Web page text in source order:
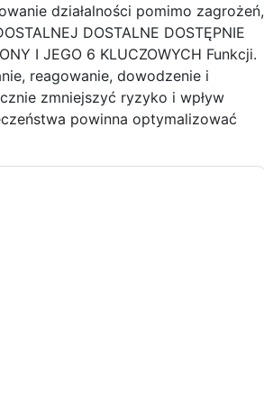
działalności pomimo zagrożeń,
DOSTALNE DOSTĘPNIE
I JEGO 6 KLUCZOWYCH Funkcji.
reagowanie, dowodzenie i
zmniejszyć ryzyko i wpływ
powinna optymalizować